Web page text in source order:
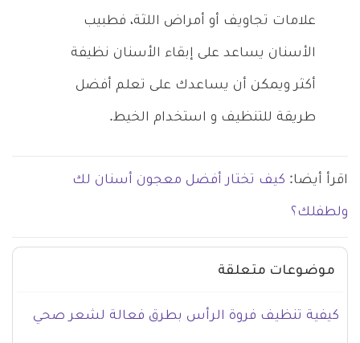
علامات تجاويف أو أمراض اللثة، فطبيب
الأسنان يساعد على إبقاء الأسنان نظيفة
أكثر ويمكن أن يساعدك على تعلم أفضل
طريقة للتنظيف و استخدام الخيط.
اقرأ أيضا: كيف تختار أفضل معجون أسنان لك
ولطفلك؟
موضوعات متعلقة
كيفية تنظيف فروة الرأس بطرق فعالة لشعر صحي